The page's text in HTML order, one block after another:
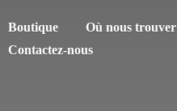
Boutique
Où nous trouver
Contactez-nous